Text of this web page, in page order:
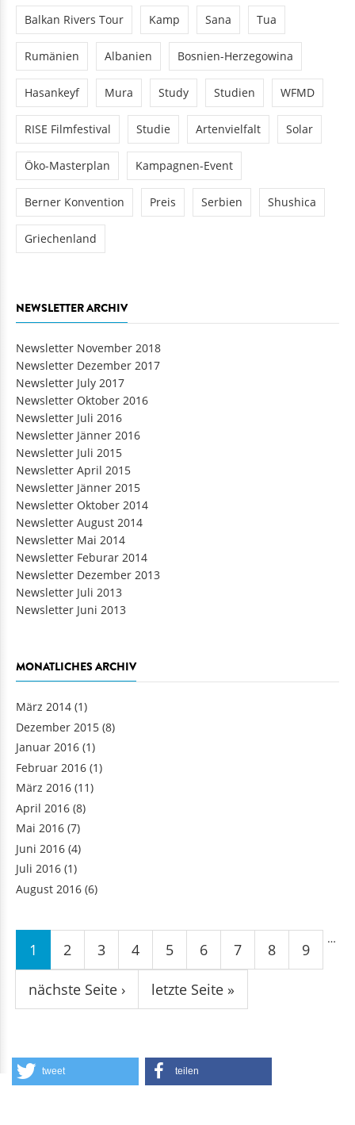
Balkan Rivers Tour Kamp Sana Tua
Rumänien Albanien Bosnien-Herzegowina
Hasankeyf Mura Study Studien WFMD
RISE Filmfestival Studie Artenvielfalt Solar
Öko-Masterplan Kampagnen-Event
Berner Konvention Preis Serbien Shushica
Griechenland
NEWSLETTER ARCHIV
Newsletter November 2018
Newsletter Dezember 2017
Newsletter July 2017
Newsletter Oktober 2016
Newsletter Juli 2016
Newsletter Jänner 2016
Newsletter Juli 2015
Newsletter April 2015
Newsletter Jänner 2015
Newsletter Oktober 2014
Newsletter August 2014
Newsletter Mai 2014
Newsletter Feburar 2014
Newsletter Dezember 2013
Newsletter Juli 2013
Newsletter Juni 2013
MONATLICHES ARCHIV
März 2014 (1)
Dezember 2015 (8)
Januar 2016 (1)
Februar 2016 (1)
März 2016 (11)
April 2016 (8)
Mai 2016 (7)
Juni 2016 (4)
Juli 2016 (1)
August 2016 (6)
Seiten
1 2 3 4 5 6 7 8 9
…
nächste Seite › letzte Seite »
tweet teilen